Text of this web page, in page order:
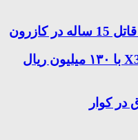
توقیف خودروی ام‌وی‌ام X33 با ۱۳۰ میلیون ریال
در کوار